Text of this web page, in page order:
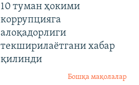
10 туман ҳокими
коррупцияга
алоқадорлиги
текширилаётгани хабар
қилинди
Бошқа мақолалар